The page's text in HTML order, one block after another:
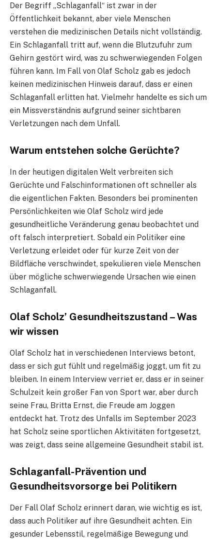
Der Begriff „Schlaganfall“ ist zwar in der
Öffentlichkeit bekannt, aber viele Menschen
verstehen die medizinischen Details nicht vollständig.
Ein Schlaganfall tritt auf, wenn die Blutzufuhr zum
Gehirn gestört wird, was zu schwerwiegenden Folgen
führen kann. Im Fall von Olaf Scholz gab es jedoch
keinen medizinischen Hinweis darauf, dass er einen
Schlaganfall erlitten hat. Vielmehr handelte es sich um
ein Missverständnis aufgrund seiner sichtbaren
Verletzungen nach dem Unfall.
Warum entstehen solche Gerüchte?
In der heutigen digitalen Welt verbreiten sich
Gerüchte und Falschinformationen oft schneller als
die eigentlichen Fakten. Besonders bei prominenten
Persönlichkeiten wie Olaf Scholz wird jede
gesundheitliche Veränderung genau beobachtet und
oft falsch interpretiert. Sobald ein Politiker eine
Verletzung erleidet oder für kurze Zeit von der
Bildfläche verschwindet, spekulieren viele Menschen
über mögliche schwerwiegende Ursachen wie einen
Schlaganfall.
Olaf Scholz’ Gesundheitszustand – Was
wir wissen
Olaf Scholz hat in verschiedenen Interviews betont,
dass er sich gut fühlt und regelmäßig joggt, um fit zu
bleiben. In einem Interview verriet er, dass er in seiner
Schulzeit kein großer Fan von Sport war, aber durch
seine Frau, Britta Ernst, die Freude am Joggen
entdeckt hat. Trotz des Unfalls im September 2023
hat Scholz seine sportlichen Aktivitäten fortgesetzt,
was zeigt, dass seine allgemeine Gesundheit stabil ist.
Schlaganfall-Prävention und
Gesundheitsvorsorge bei Politikern
Der Fall Olaf Scholz erinnert daran, wie wichtig es ist,
dass auch Politiker auf ihre Gesundheit achten. Ein
gesunder Lebensstil, regelmäßige Bewegung und